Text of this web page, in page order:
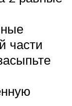
части